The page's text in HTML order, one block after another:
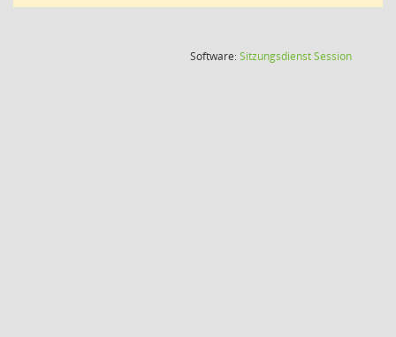
Software:SitzungsdienstSession(Wird in